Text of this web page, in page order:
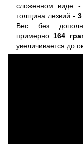
сложенном виде
толщина лезвий -
Вес без
примерно 164
увеличивается до